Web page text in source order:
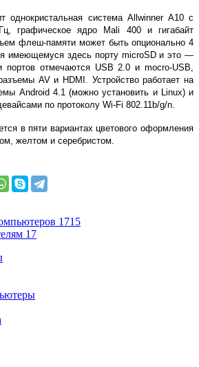
однокристальная система Allwinner A10 с
графическое ядро Mali 400 и гигабайт
флеш-памяти может быть опционально 4
имеющемуся здесь порту microSD и это —
портов отмечаются USB 2.0 и mocro-USB,
AV и HDMI. Устройство работает на
Android 4.1 (можно установить и Linux) и
по протоколу Wi-Fi 802.11b/g/n.
в пяти вариантах цветового оформления
желтом и серебристом.
1715
17